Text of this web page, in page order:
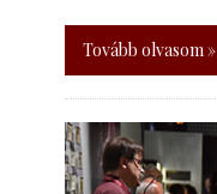
Tovább olvasom »